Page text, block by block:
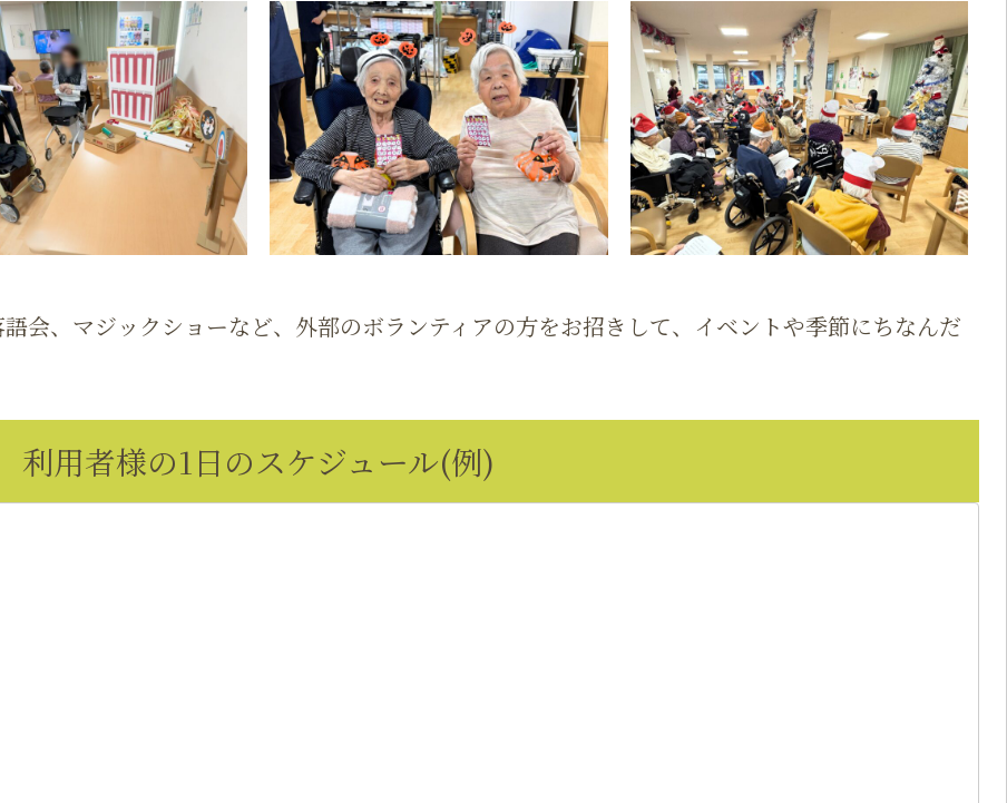
会、マジックショーなど、外部のボランティアの方をお招きして、イベントや季節にちなんだ
利用者様の1日のスケジュール(例)